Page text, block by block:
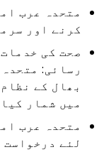
متحدہ عرب
کرنے اور
صحت کی
رسائی:
بھال کے
میں شمار
متحدہ عرب
لئے